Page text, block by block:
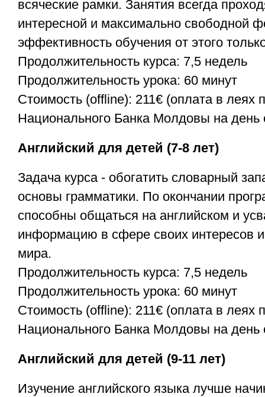
всяческие рамки. Занятия всегда
интересной и максимально свободной
эффективность обучения от этого
Продолжительность курса: 7,5 недель
Продолжительность урока: 60 минут
Стоимость (offline): 211€ (оплата в леях
Национального Банка Молдовы на день
Английский для детей (7-8 лет)
Задача курса - обогатить словарный
основы грамматики. По окончании
способны общаться на английском и
информацию в сфере своих интересов
мира.
Продолжительность курса: 7,5 недель
Продолжительность урока: 60 минут
Стоимость (offline): 211€ (оплата в леях
Национального Банка Молдовы на день
Английский для детей (9-11 лет)
Изучение английского языка лучше